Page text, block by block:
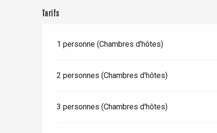
Clères
Tarifs
1 personne (Chambres d'hôtes)
2 personnes (Chambres d'hôtes)
3 personnes (Chambres d'hôtes)